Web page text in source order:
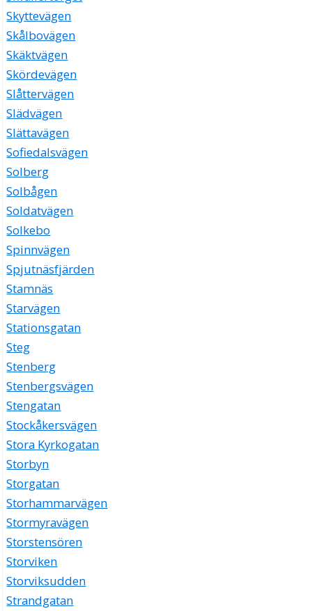
Skyttevägen
Skålbovägen
Skäktvägen
Skördevägen
Slåttervägen
Slädvägen
Slättavägen
Sofiedalsvägen
Solberg
Solbågen
Soldatvägen
Solkebo
Spinnvägen
Spjutnäsfjärden
Stamnäs
Starvägen
Stationsgatan
Steg
Stenberg
Stenbergsvägen
Stengatan
Stockåkersvägen
Stora Kyrkogatan
Storbyn
Storgatan
Storhammarvägen
Stormyravägen
Storstensören
Storviken
Storviksudden
Strandgatan